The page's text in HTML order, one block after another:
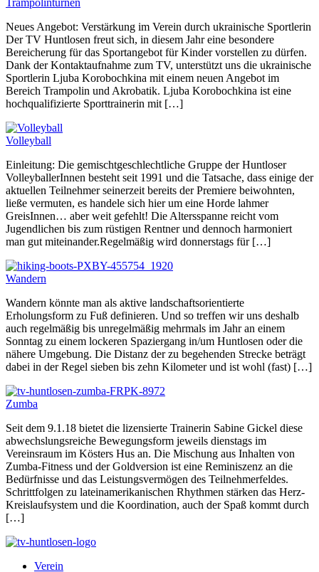
Neues Angebot: Verstärkung im Verein durch ukrainische Sportlerin
Der TV Huntlosen freut sich, in diesem Jahr eine besondere
Bereicherung für das Sportangebot für Kinder vorstellen zu dürfen.
Dank der Kontaktaufnahme zum TV, unterstützt uns die ukrainische
Sportlerin Ljuba Korobochkina mit einem neuen Angebot im
Bereich Trampolin und Akrobatik. Ljuba Korobochkina ist eine
hochqualifizierte Sporttrainerin mit […]
Volleyball
Einleitung: Die gemischtgeschlechtliche Gruppe der Huntloser
VolleyballerInnen besteht seit 1991 und die Tatsache, dass einige der
aktuellen Teilnehmer seinerzeit bereits der Premiere beiwohnten,
ließe vermuten, es handele sich hier um eine Horde lahmer
GreisInnen… aber weit gefehlt! Die Altersspanne reicht vom
Jugendlichen bis zum rüstigen Rentner und dennoch harmoniert
man gut miteinander.Regelmäßig wird donnerstags für […]
Wandern
Wandern könnte man als aktive landschaftsorientierte
Erholungsform zu Fuß definieren. Und so treffen wir uns deshalb
auch regelmäßig bis unregelmäßig mehrmals im Jahr an einem
Sonntag zu einem lockeren Spaziergang in/um Huntlosen oder die
nähere Umgebung. Die Distanz der zu begehenden Strecke beträgt
dabei in der Regel sieben bis zehn Kilometer und ist wohl (fast) […]
Zumba
Seit dem 9.1.18 bietet die lizensierte Trainerin Sabine Gickel diese
abwechslungsreiche Bewegungsform jeweils dienstags im
Vereinsraum im Kösters Hus an. Die Mischung aus Inhalten von
Zumba-Fitness und der Goldversion ist eine Reminiszenz an die
Bedürfnisse und das Leistungsvermögen des Teilnehmerfeldes.
Schrittfolgen zu lateinamerikanischen Rhythmen stärken das Herz-
Kreislaufsystem und die Koordination, auch der Spaß kommt durch
[…]
Verein